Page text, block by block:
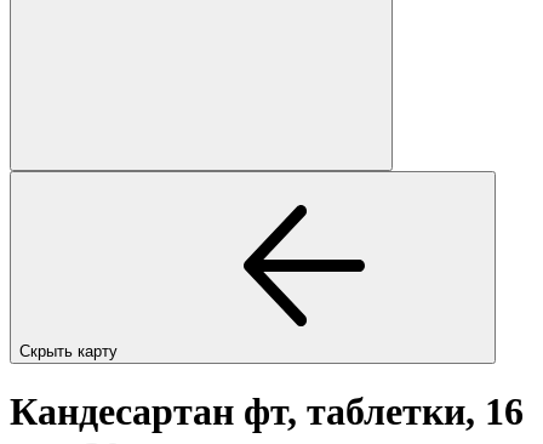
Скрыть карту
Кандесартан фт, таблетки, 16